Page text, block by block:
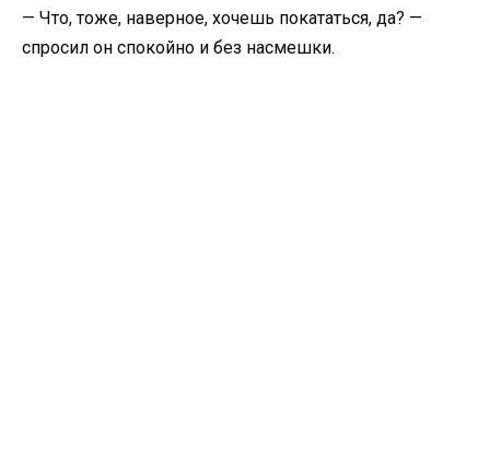
— Что, тоже, наверное, хочешь покататься, да? —
спросил он спокойно и без насмешки.